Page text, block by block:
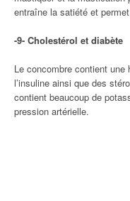
entraîne la satiété et
-9- Cholestérol et diabète
Le concombre contient
l’insuline ainsi que des
contient beaucoup de
pression artérielle.